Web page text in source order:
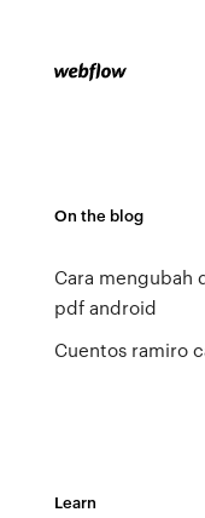
On the blog
Cara mengubah
pdf android
Cuentos ramiro
Learn